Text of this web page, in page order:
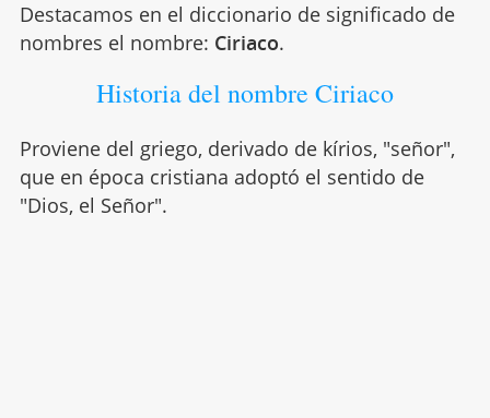
Destacamos en el diccionario de significado de
nombres el nombre: Ciriaco.
Historia del nombre Ciriaco
Proviene del griego, derivado de kírios, "señor",
que en época cristiana adoptó el sentido de
"Dios, el Señor".